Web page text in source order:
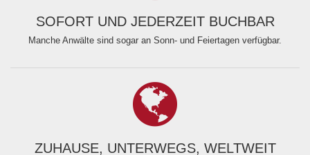
SOFORT UND JEDERZEIT BUCHBAR
Manche Anwälte sind sogar an Sonn- und Feiertagen verfügbar.
ZUHAUSE, UNTERWEGS, WELTWEIT